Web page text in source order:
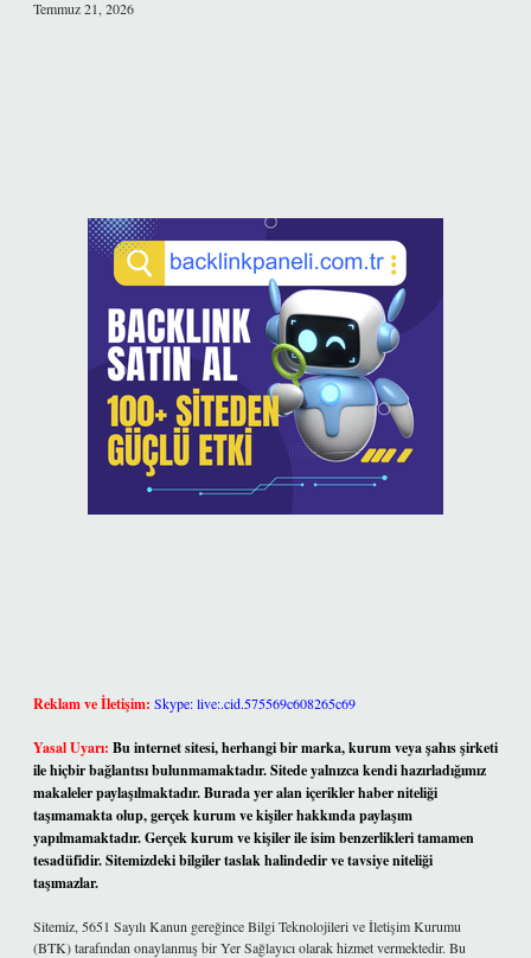
Temmuz 21, 2026
Reklam ve İletişim: Skype: live:.cid.575569c608265c69
Yasal Uyarı: Bu internet sitesi, herhangi bir marka, kurum veya şahıs şirketi
ile hiçbir bağlantısı bulunmamaktadır. Sitede yalnızca kendi hazırladığımız
makaleler paylaşılmaktadır. Burada yer alan içerikler haber niteliği
taşımamakta olup, gerçek kurum ve kişiler hakkında paylaşım
yapılmamaktadır. Gerçek kurum ve kişiler ile isim benzerlikleri tamamen
tesadüfidir. Sitemizdeki bilgiler taslak halindedir ve tavsiye niteliği
taşımazlar.
Sitemiz, 5651 Sayılı Kanun gereğince Bilgi Teknolojileri ve İletişim Kurumu
(BTK) tarafından onaylanmış bir Yer Sağlayıcı olarak hizmet vermektedir. Bu